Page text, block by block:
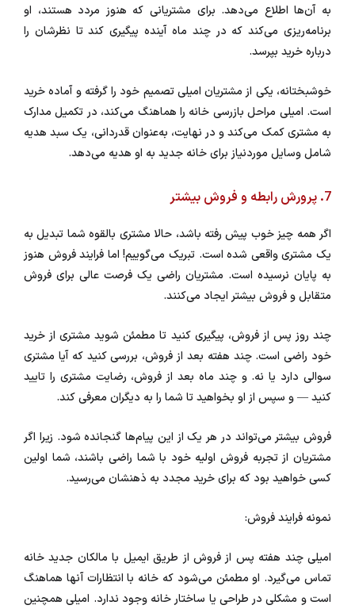
به آن‌ها اطلاع می‌دهد. برای مشتریانی که هنوز مردد هستند، او
برنامه‌ریزی می‌کند که در چند ماه آینده پیگیری کند تا نظرشان را
درباره خرید بپرسد.
خوشبختانه، یکی از مشتریان امیلی تصمیم خود را گرفته و آماده خرید
است. امیلی مراحل بازرسی خانه را هماهنگ می‌کند، در تکمیل مدارک
به مشتری کمک می‌کند و در نهایت، به‌عنوان قدردانی، یک سبد هدیه
شامل وسایل موردنیاز برای خانه جدید به او هدیه می‌دهد.
7. پرورش رابطه و فروش بیشتر
اگر همه چیز خوب پیش رفته باشد، حالا مشتری بالقوه شما تبدیل به
یک مشتری واقعی شده است. تبریک می‌گوییم! اما فرایند فروش هنوز
به پایان نرسیده است. مشتریان راضی یک فرصت عالی برای فروش
متقابل و فروش بیشتر ایجاد می‌کنند.
چند روز پس از فروش، پیگیری کنید تا مطمئن شوید مشتری از خرید
خود راضی است. چند هفته بعد از فروش، بررسی کنید که آیا مشتری
سوالی دارد یا نه. و چند ماه بعد از فروش، رضایت مشتری را تایید
کنید — و سپس از او بخواهید تا شما را به دیگران معرفی کند.
فروش بیشتر می‌تواند در هر یک از این پیام‌ها گنجانده شود. زیرا اگر
مشتریان از تجربه فروش اولیه خود با شما راضی باشند، شما اولین
کسی خواهید بود که برای خرید مجدد به ذهنشان می‌رسید.
نمونه فرایند فروش:
امیلی چند هفته پس از فروش از طریق ایمیل با مالکان جدید خانه
تماس می‌گیرد. او مطمئن می‌شود که خانه با انتظارات آنها هماهنگ
است و مشکلی در طراحی یا ساختار خانه وجود ندارد. امیلی همچنین